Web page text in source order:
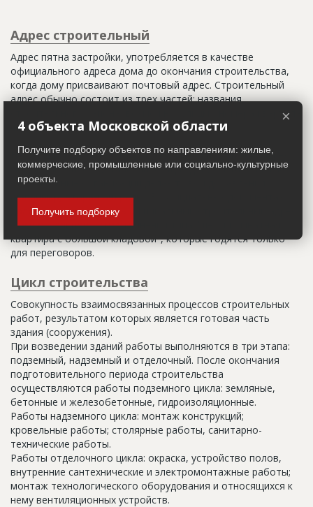
Адрес строительный
Адрес пятна застройки, употребляется в качестве
официального адреса дома до окончания строительства,
когда дому присваивают почтовый адрес. Строительный
адрес обычно состоит из трех частей: названия
строительного района (возможно, улицы), номера квартала
(не обязательно) и корпуса (владения).
Настоящим строительным адресом можно считать адрес,
указанный в правоустанавливающих документах. Иногда
строительные организации делают свои добавления
(например, вторая очередь). В официальных документах
должен присутствовать официальный строительный адрес,
а все остальное - это уточнения типа "шестикомнатная
квартира с большой кладовой", которые годятся только
для переговоров.
Цикл строительства
Совокупность взаимосвязанных процессов строительных
работ, результатом которых является готовая часть
здания (сооружения).
При возведении зданий работы выполняются в три этапа:
подземный, надземный и отделочный. После окончания
подготовительного периода строительства
осуществляются работы подземного цикла: земляные,
бетонные и железобетонные, гидроизоляционные.
Работы надземного цикла: монтаж конструкций;
кровельные работы; столярные работы, санитарно-
технические работы.
Работы отделочного цикла: окраска, устройство полов,
внутренние сантехнические и электромонтажные работы;
монтаж технологического оборудования и относящихся к
нему вентиляционных устройств.
×
4 объекта Московской области
Получите подборку объектов по направлениям: жилые,
коммерческие, промышленные или социально-культурные
проекты.
Получить подборку